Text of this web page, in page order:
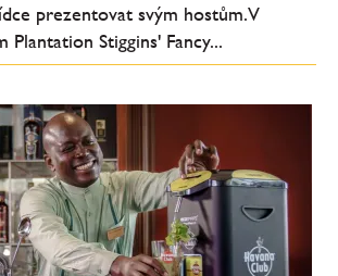
prezentovat svým hostům. V
Stiggins' Fancy...